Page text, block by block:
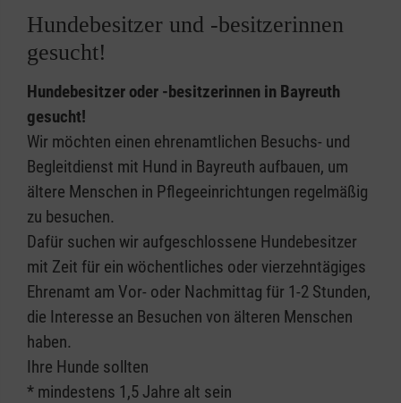
Hundebesitzer und -besitzerinnen
gesucht!
Hundebesitzer oder -besitzerinnen in Bayreuth
gesucht!
Wir möchten einen ehrenamtlichen Besuchs- und
Begleitdienst mit Hund in Bayreuth aufbauen, um
ältere Menschen in Pflegeeinrichtungen regelmäßig
zu besuchen.
Dafür suchen wir aufgeschlossene Hundebesitzer
mit Zeit für ein wöchentliches oder vierzehntägiges
Ehrenamt am Vor- oder Nachmittag für 1-2 Stunden,
die Interesse an Besuchen von älteren Menschen
haben.
Ihre Hunde sollten
* mindestens 1,5 Jahre alt sein